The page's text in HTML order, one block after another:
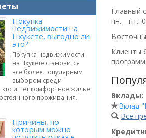
Покупка
недвижимости на
Пхукете, выгодно ли
это?
Покупка недвижимости
на Пхукете становится
все более популярным
выбором среди
кто ищет комфортное жилье
проживания.
Причины, по
которым можно
Главный
пн.—пт.:
Клиенты
Вклады:
Вклад
Все